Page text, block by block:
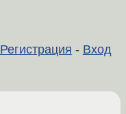
Регистрация - Вход